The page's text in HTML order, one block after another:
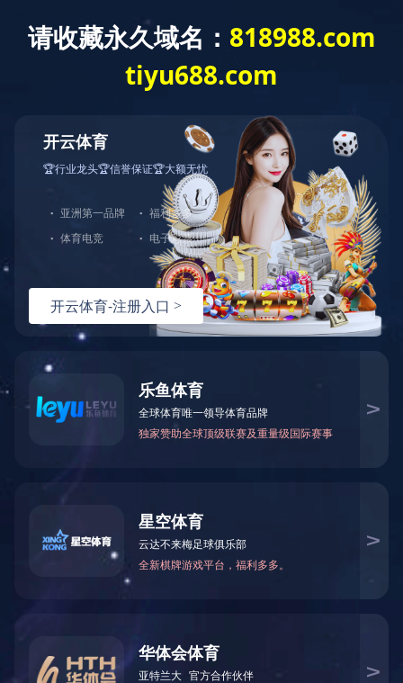
新闻中心
福建省工业和信息化厅福建省药
品监督管理局关于公布片仔癀等
98款福建省新优药械及经典中药
产品的通知